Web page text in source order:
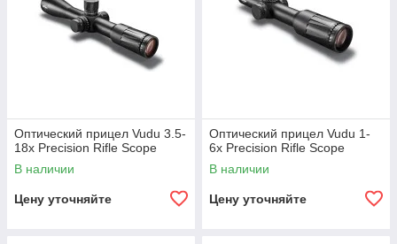
Оптический прицел Vudu 3.5-
18x Precision Rifle Scope
В наличии
Цену уточняйте
Оптический прицел Vudu 1-
6x Precision Rifle Scope
В наличии
Цену уточняйте